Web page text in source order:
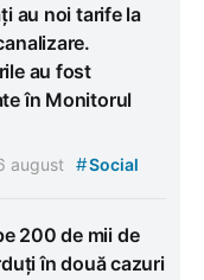
au noi tarife la
au fost
în Monitorul
august #Social
200 de mii de
în două cazuri